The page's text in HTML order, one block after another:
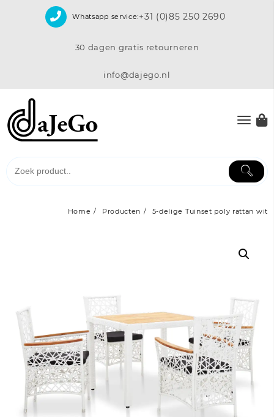
Whatsapp service:+31 (0)85 250 2690
30 dagen gratis retourneren
info@dajego.nl
Home Producten 5-delige Tuinset poly rattan wit